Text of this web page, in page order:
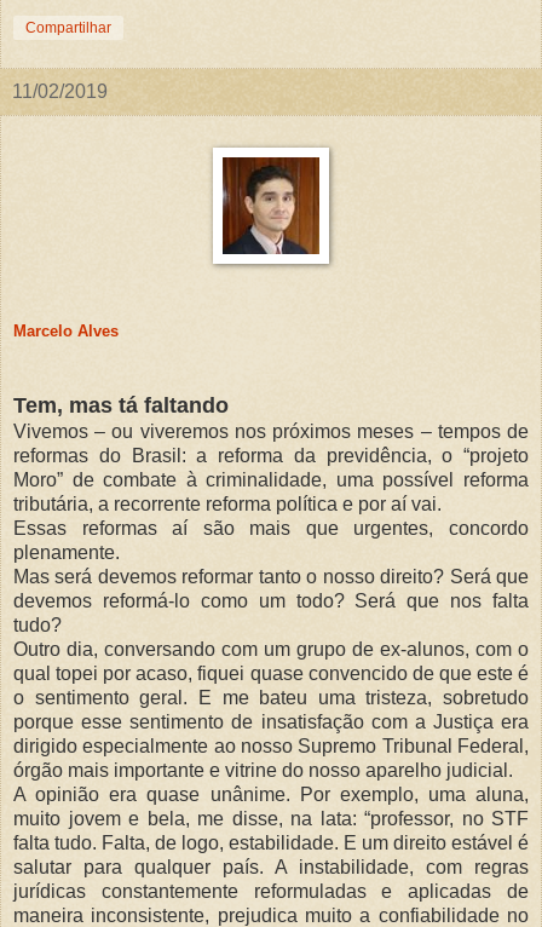
Compartilhar
11/02/2019
Marcelo Alves
Tem, mas tá faltando
Vivemos – ou viveremos nos próximos meses – tempos de
reformas do Brasil: a reforma da previdência, o “projeto
Moro” de combate à criminalidade, uma possível reforma
tributária, a recorrente reforma política e por aí vai.
Essas reformas aí são mais que urgentes, concordo
plenamente.
Mas será devemos reformar tanto o nosso direito? Será que
devemos reformá-lo como um todo? Será que nos falta
tudo?
Outro dia, conversando com um grupo de ex-alunos, com o
qual topei por acaso, fiquei quase convencido de que este é
o sentimento geral. E me bateu uma tristeza, sobretudo
porque esse sentimento de insatisfação com a Justiça era
dirigido especialmente ao nosso Supremo Tribunal Federal,
órgão mais importante e vitrine do nosso aparelho judicial.
A opinião era quase unânime. Por exemplo, uma aluna,
muito jovem e bela, me disse, na lata: “professor, no STF
falta tudo. Falta, de logo, estabilidade. E um direito estável é
salutar para qualquer país. A instabilidade, com regras
jurídicas constantemente reformuladas e aplicadas de
maneira inconsistente, prejudica muito a confiabilidade no